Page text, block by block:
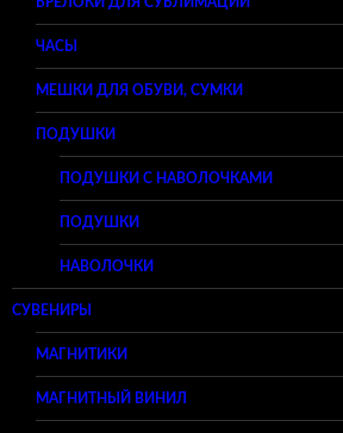
ЧАСЫ
МЕШКИ ДЛЯ ОБУВИ, СУМКИ
ПОДУШКИ
ПОДУШКИ С НАВОЛОЧКАМИ
ПОДУШКИ
НАВОЛОЧКИ
СУВЕНИРЫ
МАГНИТИКИ
МАГНИТНЫЙ ВИНИЛ